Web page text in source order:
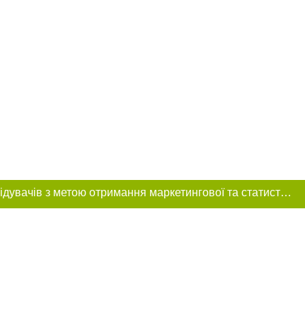
Цей сайт використовує «cookies». Також веб-сайт використовує інтернет-сервіс для збору технічних даних стосовно відвідувачів з метою отримання маркетингової та статистичної інформації. Умови обробки даних відвідувачів сайту див.